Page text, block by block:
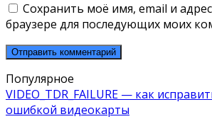
Сохранить моё имя, email и
браузере для последующих моих
Популярное
VIDEO_TDR_FAILURE — как
ошибкой видеокарты